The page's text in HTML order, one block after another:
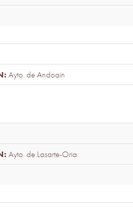
Ayto. de Andoain
Ayto. de Lasarte-Oria